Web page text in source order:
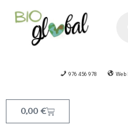
contenido
976 456 978 Web
0,00 €Carrito